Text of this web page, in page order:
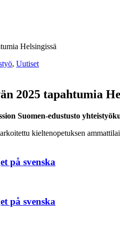
Helsingissä
, Uutiset
2025 tapahtumia
Suomen-edustusto
kieltenopetuksen
på svenska
på svenska